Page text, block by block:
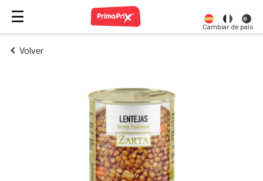
Cambiar de país
Volver